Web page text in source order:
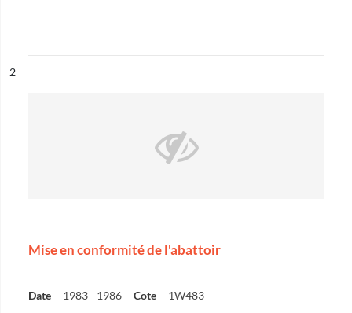
n°
2
Mise en conformité de l'abattoir
Date 1983 - 1986 Cote 1W483